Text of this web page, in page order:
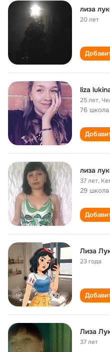
лиза
20 лет
liza
25 лет,
76 школа
лизa
37 лет,
29 школа
Лиза
23 года
Лиза
37 лет